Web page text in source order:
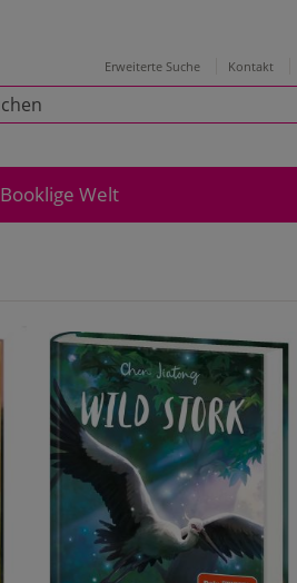
Erweiterte Suche Kontakt
Booklige Welt